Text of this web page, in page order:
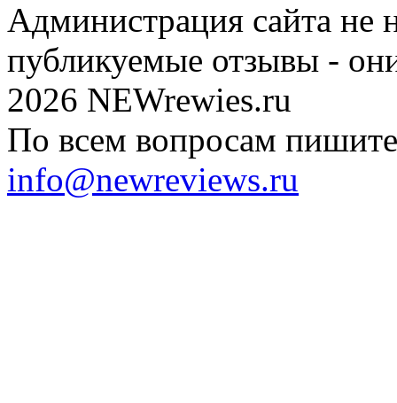
Администрация сайта не
публикуемые отзывы -
2026 NEWrewies.ru
По всем вопросам
info@newreviews.ru